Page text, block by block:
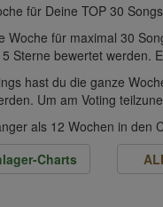
für Deine TOP 30
Woche für maximal 30
Sterne bewertet werden.
hast du die ganze
Um am Voting
als 12 Wochen in den
Charts